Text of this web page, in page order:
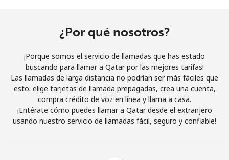
Al abrir una cuenta en este sitio web, estoy de acuerdo con
Términos y condiciones.
Únete
¡Hola!
¿Por qué nosotros?
¡Porque somos el servicio de llamadas que has estado
buscando para llamar a Qatar por las mejores tarifas!
Las llamadas de larga distancia no podrían ser más fáciles que
esto: elige tarjetas de llamada prepagadas, crea una cuenta,
compra crédito de voz en línea y llama a casa.
¡Entérate cómo puedes llamar a Qatar desde el extranjero
usando nuestro servicio de llamadas fácil, seguro y confiable!